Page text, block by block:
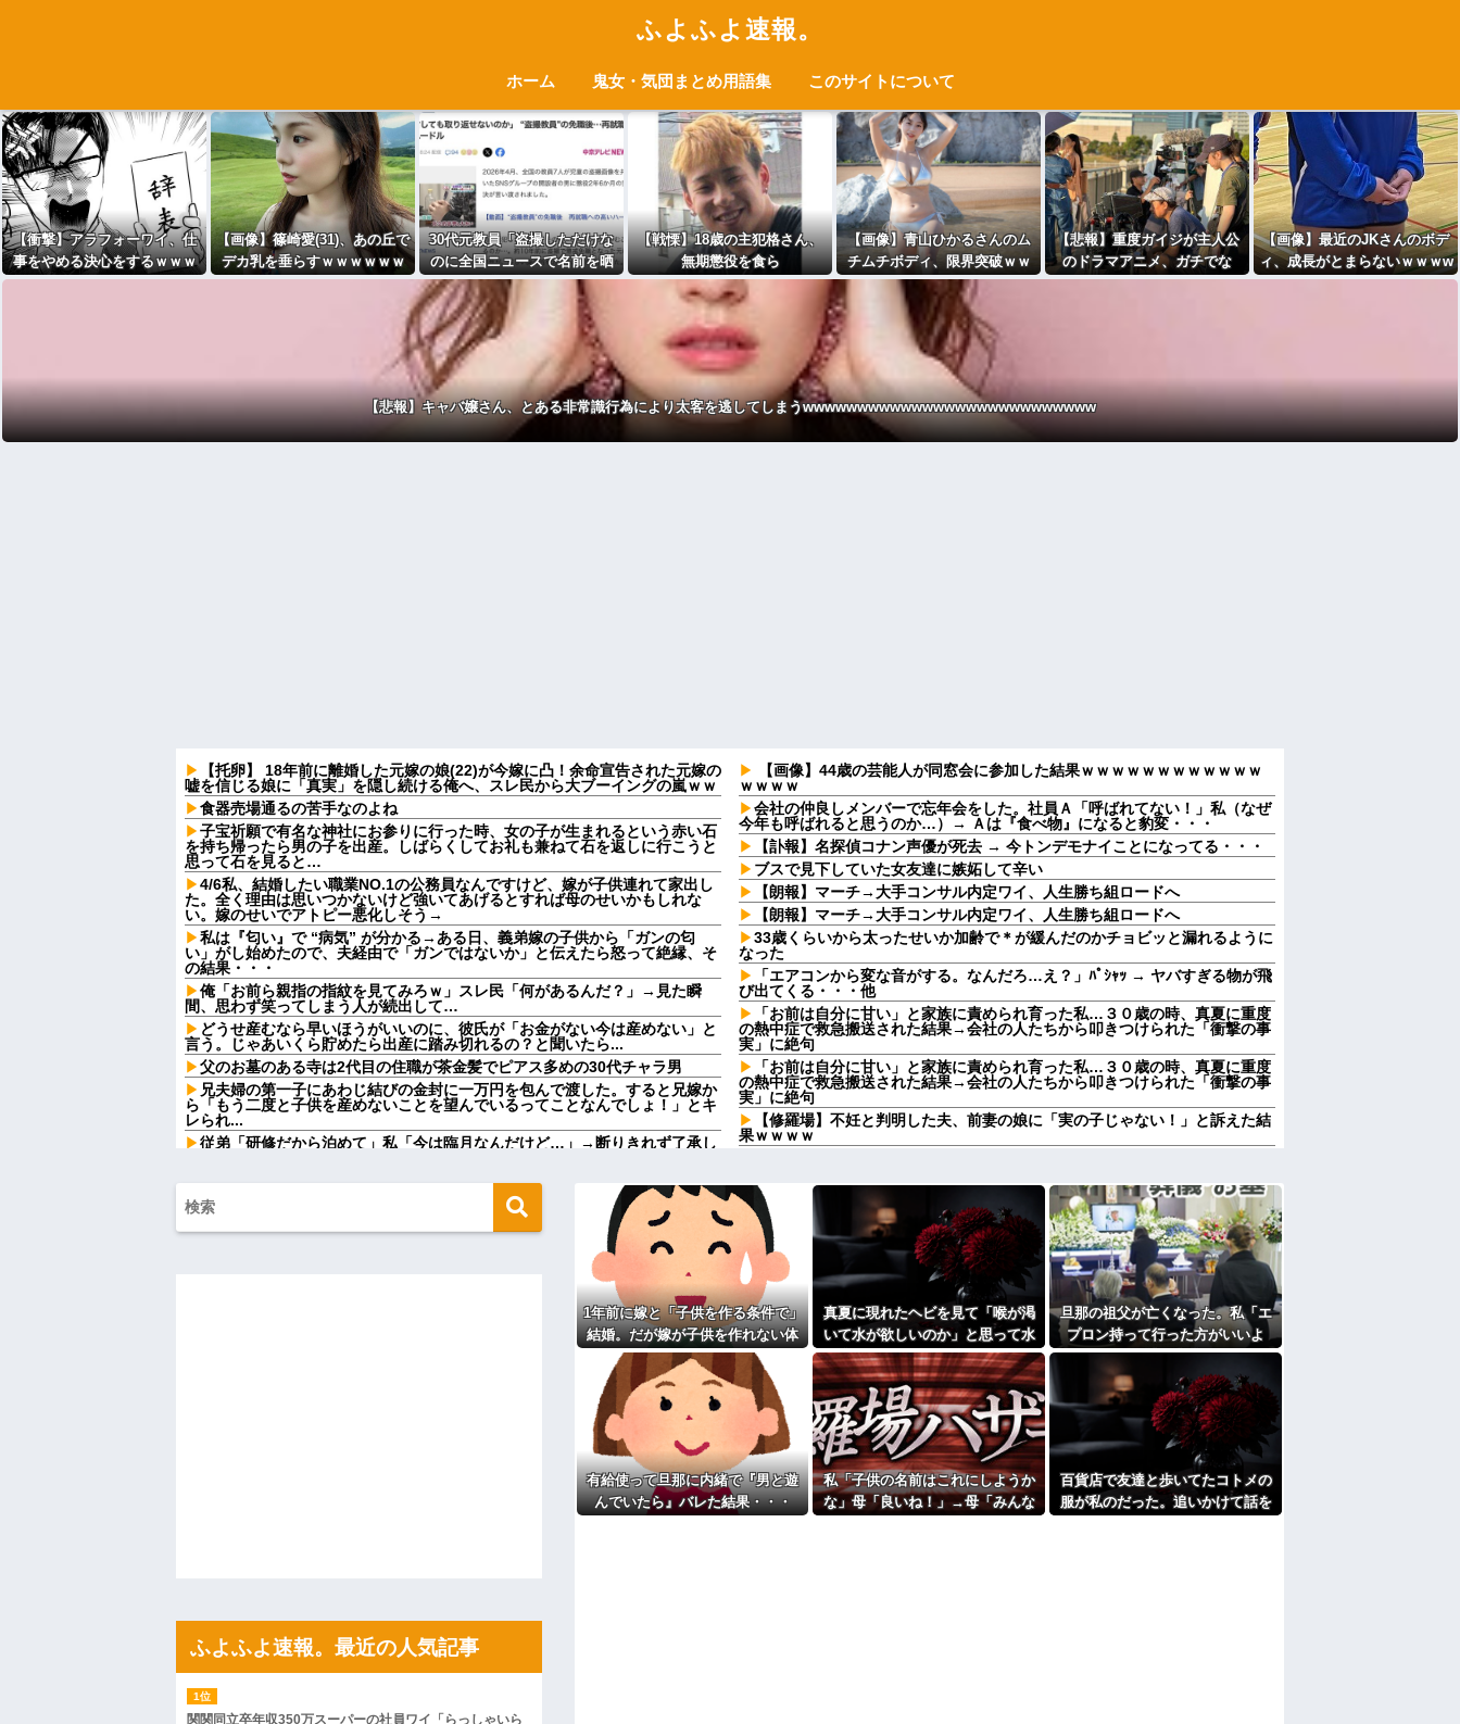
ふよふよ速報。
ホーム 鬼女・気団まとめ用語集 このサイトについて
【衝撃】アラフォーワイ、仕
事をやめる決心をするｗｗｗ
ｗｗ
【画像】篠崎愛(31)、あの丘で
デカ乳を垂らすｗｗｗｗｗｗ
ｗｗｗｗｗｗ
30代元教員「盗撮しただけな
のに全国ニュースで名前を晒
され再就職が難しい。あまり
に酷い扱いだ」
【戦慄】18歳の主犯格さん、
無期懲役を食ら
う・・・・・・・・・
【画像】青山ひかるさんのム
チムチボディ、限界突破ｗｗ
ｗｗｗｗｗｗｗｗｗｗ
【悲報】重度ガイジが主人公
のドラマアニメ、ガチでな
い・・・・・・・・・
【画像】最近のJKさんのボデ
ィ、成長がとまらないｗｗｗw
ｗｗｗｗｗｗｗｗ
【悲報】キャバ嬢さん、とある非常識行為により太客を逃してしまうwwwwwwwwwwwwwwwwwwwwwwwwwww
【托卵】 18年前に離婚した元嫁の娘(22)が今嫁に凸！余命宣告された元嫁の
嘘を信じる娘に「真実」を隠し続ける俺へ、スレ民から大ブーイングの嵐ｗｗ
食器売場通るの苦手なのよね
子宝祈願で有名な神社にお参りに行った時、女の子が生まれるという赤い石
を持ち帰ったら男の子を出産。しばらくしてお礼も兼ねて石を返しに行こうと
思って石を見ると…
4/6私、結婚したい職業NO.1の公務員なんですけど、嫁が子供連れて家出し
た。全く理由は思いつかないけど強いてあげるとすれば母のせいかもしれな
い。嫁のせいでアトピー悪化しそう→
私は『匂い』で “病気” が分かる→ある日、義弟嫁の子供から「ガンの匂
い」がし始めたので、夫経由で「ガンではないか」と伝えたら怒って絶縁、そ
の結果・・・
俺「お前ら親指の指紋を見てみろｗ」スレ民「何があるんだ？」→見た瞬
間、思わず笑ってしまう人が続出して…
どうせ産むなら早いほうがいいのに、彼氏が「お金がない今は産めない」と
言う。じゃあいくら貯めたら出産に踏み切れるの？と聞いたら...
父のお墓のある寺は2代目の住職が茶金髪でピアス多めの30代チャラ男
兄夫婦の第一子にあわじ結びの金封に一万円を包んで渡した。すると兄嫁か
ら「もう二度と子供を産めないことを望んでいるってことなんでしょ！」とキ
レられ...
従弟「研修だから泊めて」私「今は臨月なんだけど…」→断りきれず了承し
出張から帰ったら、嫁の顔が青ざめていた。俺「一体何があったんだ？」嫁
「…」→子供たちに話を聞くと…
賃貸物件を内覧中、ベランダに出たら突然ゾワッと両腕に鳥肌が出た。「や
っぱりこの部屋嫌だ」と思った瞬間、体が前にドンッと突き飛ばされて…
【驚愕】SNSで異性とやりとり《不倫》になる？→既婚男女の約7割がまさ
ダイアンのじゃない方がユースケさんになってしまっているという事実←こ
【衝撃】ジャンポケ斉藤の被害女性「バウムクーヘン売ったりTikTokライブ
【怒報】国税庁「あのさぁ！君らがちゃんと納税してくれないとこうなっち
母「おばあちゃんが従兄弟と結婚させようとしてる」私「ちょうどいい、そ
ハードオフに売っていた4万4000円のフィギュアがヤバすぎるｗｗｗｗｗｗ
私「ちょっと、人の家の金庫触らないでよ！」キチママ『そこに金庫があっ
んだ！降りてこいよ！」と怒鳴りだし...
【衝撃】報酬100万円超の治験募集がこちらｗｗｗｗｗ(※画像あり)
【愕然】白のクラウン俺氏、高速道路左車線を制限速度で走った結果
【画像】44歳の芸能人が同窓会に参加した結果ｗｗｗｗｗｗｗｗｗｗｗｗ
ｗｗｗｗ
会社の仲良しメンバーで忘年会をした。社員Ａ「呼ばれてない！」私（なぜ
今年も呼ばれると思うのか…）→ Ａは『食べ物』になると豹変・・・
【訃報】名探偵コナン声優が死去 → 今トンデモナイことになってる・・・
ブスで見下していた女友達に嫉妬して辛い
【朗報】マーチ→大手コンサル内定ワイ、人生勝ち組ロードへ
【朗報】マーチ→大手コンサル内定ワイ、人生勝ち組ロードへ
33歳くらいから太ったせいか加齢で＊が緩んだのかチョビッと漏れるように
なった
「エアコンから変な音がする。なんだろ…え？」ﾊﾟｼｬｯ → ヤバすぎる物が飛
び出てくる・・・他
「お前は自分に甘い」と家族に責められ育った私…３０歳の時、真夏に重度
の熱中症で救急搬送された結果→会社の人たちから叩きつけられた「衝撃の事
実」に絶句
「お前は自分に甘い」と家族に責められ育った私…３０歳の時、真夏に重度
の熱中症で救急搬送された結果→会社の人たちから叩きつけられた「衝撃の事
実」に絶句
【修羅場】不妊と判明した夫、前妻の娘に「実の子じゃない！」と訴えた結
果ｗｗｗｗ
【怒り】婚約者が直属の上司と浮気発覚！会社を辞めるハメになった件
www
33歳くらいから太ったせいか加齢で＊が緩んだのかチョビッと漏れるように
なった
相手がどんなパイプ持っているかも知れないのに…
宮崎駿「心の穴を埋めるために、交配を重ねた毛虫みたいな小さな犬を連れ
てる人、本当に醜い」←これどう思う？
【呆然】友人が褒められるとキレる国立大卒生活保護受給者友人。ちょっと
Bを褒めたらキレ散らかしてBの職場に電話したらしく…
高校３年生の女です。家が嫌いすぎて家を出て現在養護施設で暮らしていま
す
旦那の祖父が亡くなった。私「エプロン持って行った方がいいよね」旦那
「余計な出費すんな。そんなもん買うなら今後一切金を出さねぇぞ」私「え
っ…」
主な税金の成り立ちを調べてみたよ
1年前に嫁と「子供を作る条件で」
結婚。だが嫁が子供を作れない体
だと知ったので離婚へ。
真夏に現れたヘビを見て「喉が渇
いて水が欲しいのか」と思って水
を注いだ。ヘビは夢中で飲んで姿
を消し…
旦那の祖父が亡くなった。私「エ
プロン持って行った方がいいよ
ね」旦那「余計な出費すんな。そ
んなもん買うなら今後一切金を出
さねぇぞ」私「えっ…」
有給使って旦那に内緒で『男と遊
んでいたら』バレた結果・・・
私「子供の名前はこれにしようか
な」母「良いね！」→母「みんな
百貨店で友達と歩いてたコトメの
服が私のだった。追いかけて話を
ふよふよ速報。最近の人気記事
関関同立卒年収350万スーパーの社員ワイ「らっしゃいら